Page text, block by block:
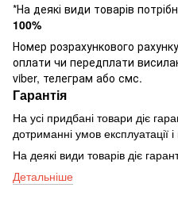
*На деякі види товарів
100%
Номер розрахункового
оплати чи передплати
viber, телеграм або смс.
Гарантія
На усі придбані товари діє
дотриманні умов експлуатації
На деякі види товарів діє
Детальніше